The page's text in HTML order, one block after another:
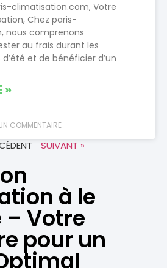
climatisation.com, Votre
Chez paris-
nous comprenons
au frais durant les
et de bénéficier d’un
»
COMMENTAIRE
SUIVANT »
à le
Votre
pour un